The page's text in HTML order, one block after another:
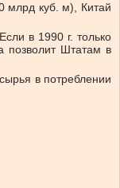
млрд куб. м), Китай
в 1990 г. только
позволит Штатам в
в потреблении